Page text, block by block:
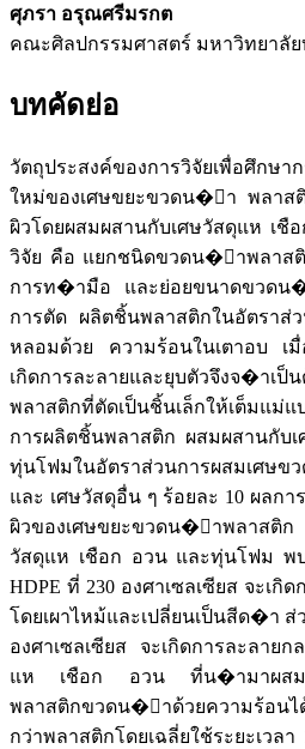
ศุภรา อรุณศรีมรกต
คณะศิลปกรรมศาสตร์ มหาวิทยาลัย
บทคัดย่อ
วัตถุประสงค์ของการวิจัยเพื่อศึกษ
ใหม่ของเศษขยะขวดน�้า พลาสติ
ผิวโดยผสมผสานกับเศษวัสดุแห เ
วิจัย คือ แยกชนิดขวดน�้าพลาสติ
การท�ามือ และย่อยขนาดขวดน
การตัด ผลิตชิ้นพลาสติกในอัตราส่
หลอมด้วย ความร้อนในเตาอบ เ
เกิดการละลายและยุบตัวจึงจ�
พลาสติกที่ตัดเป็นชิ้นเล็กให้เต็มแม่
การผลิตชิ้นพลาสติก ผสมผสานกับ
ทุ่นโฟมในอัตราส่วนการผสมเศษ
และ เศษวัสดุอื่น ๆ ร้อยละ 10 ผลก
ผิวของเศษขยะขวดน�้าพลาสติก
วัสดุแห เชือก อวน และทุ่นโฟม พ
HDPE ที่ 230 องศาเซลเซียส จะเกิ
โดยเผาไหม้และเปลี่ยนเป็นสีด�า ส่
องศาเซลเซียส จะเกิดการละลา
แห เชือก อวน ที่น�ามาผสมมี
พลาสติกขวดน�้าด้วยความร้อนไ
กว่าพลาสติกโดยเฉลี่ยใช้ระยะเวล